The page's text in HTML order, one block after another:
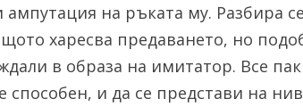
ампутация на ръката му. Разбира
харесва предаването, но
в образа на имитатор. Все
способен, и да се представи на